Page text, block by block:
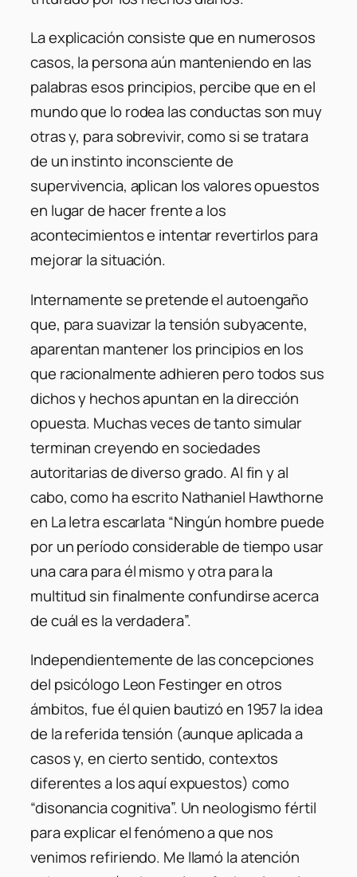
La explicación consiste que en numerosos
casos, la persona aún manteniendo en las
palabras esos principios, percibe que en el
mundo que lo rodea las conductas son muy
otras y, para sobrevivir, como si se tratara
de un instinto inconsciente de
supervivencia, aplican los valores opuestos
en lugar de hacer frente a los
acontecimientos e intentar revertirlos para
mejorar la situación.
Internamente se pretende el autoengaño
que, para suavizar la tensión subyacente,
aparentan mantener los principios en los
que racionalmente adhieren pero todos sus
dichos y hechos apuntan en la dirección
opuesta. Muchas veces de tanto simular
terminan creyendo en sociedades
autoritarias de diverso grado. Al fin y al
cabo, como ha escrito Nathaniel Hawthorne
en La letra escarlata “Ningún hombre puede
por un período considerable de tiempo usar
una cara para él mismo y otra para la
multitud sin finalmente confundirse acerca
de cuál es la verdadera”.
Independientemente de las concepciones
del psicólogo Leon Festinger en otros
ámbitos, fue él quien bautizó en 1957 la idea
de la referida tensión (aunque aplicada a
casos y, en cierto sentido, contextos
diferentes a los aquí expuestos) como
“disonancia cognitiva”. Un neologismo fértil
para explicar el fenómeno a que nos
venimos refiriendo. Me llamó la atención